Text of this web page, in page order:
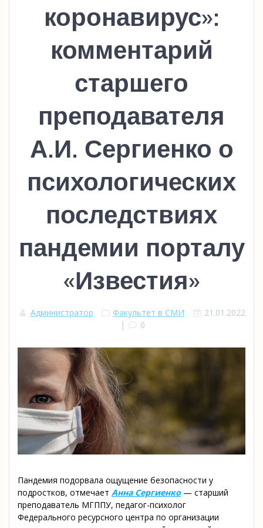
коронавирус»:
комментарий
старшего
преподавателя
А.И. Сергиенко о
психологических
последствиях
пандемии порталу
«Известия»
Администратор Факультет в СМИ
21.01.2022
|
0
Пандемия подорвала ощущение безопасности у
подростков, отмечает Анна Сергиенко— старший
преподаватель МГППУ, педагог-психолог
Федерального ресурсного центра по организации